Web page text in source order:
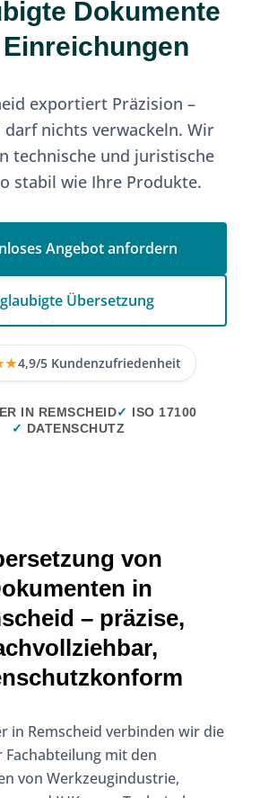
Dokumente
exportiert Präzision –
darf nichts verwackeln. Wir
technische und juristische
stabil wie Ihre Produkte.
Angebot anfordern
Übersetzung
4,9/5 Kundenzufriedenheit
IN REMSCHEID✓ ISO 17100
✓ DATENSCHUTZ
von
in
– präzise,
in Remscheid verbinden wir die
Fachabteilung mit den
von Werkzeugindustrie,